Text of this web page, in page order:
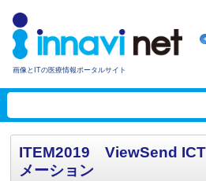
画像とITの医療情報ポータルサイト
ITEM2019 ViewSend
メーション